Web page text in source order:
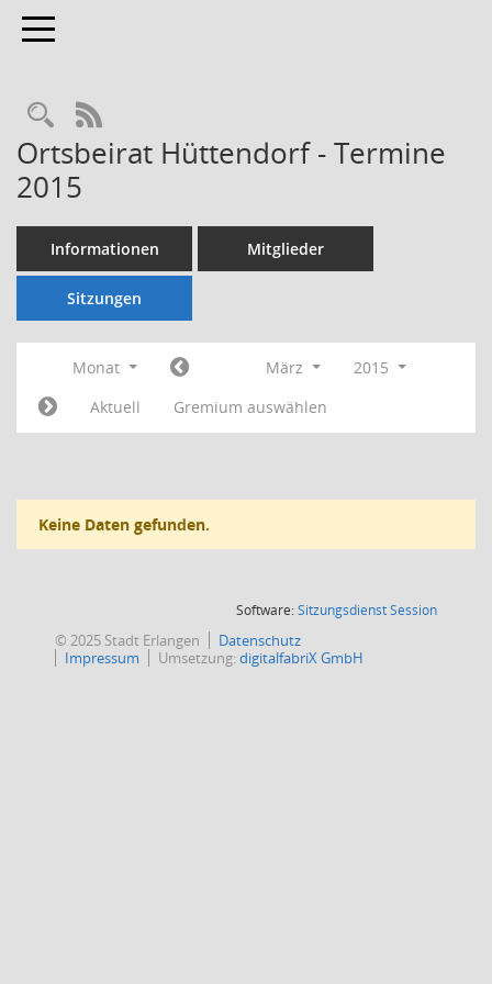
Toggle navigation
Rechercheauswahl
RSS-Feed
Ortsbeirat Hüttendorf - Termine
2015
Informationen Mitglieder
Sitzungen
Monat März
2015
Aktuell
Gremium auswählen
Keine Daten gefunden.
Software:SitzungsdienstSession(Wird in
© 2025 Stadt Erlangen
Datenschutz
Impressum
Umsetzung:digitalfabriX GmbH